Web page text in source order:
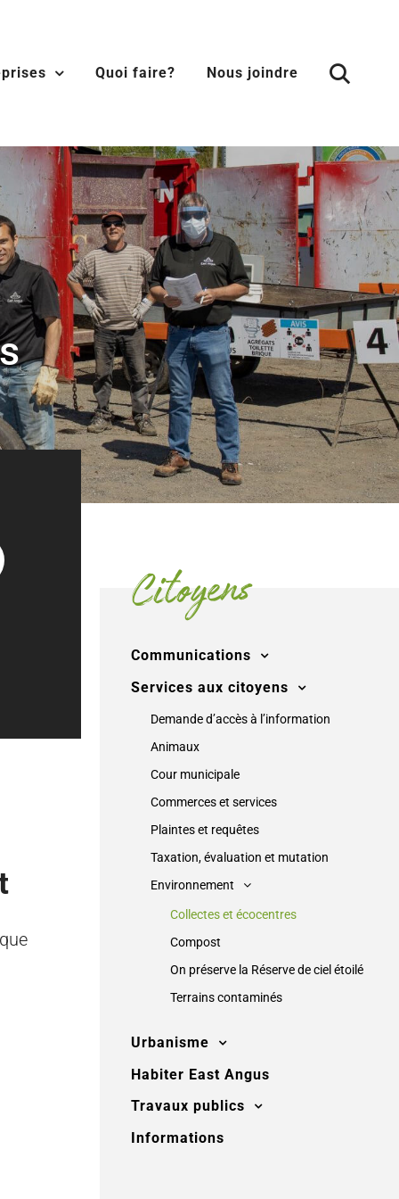
Quoi faire? Nous joindre
Citoyens
Communications
Services aux citoyens
Demande d’accès à l’information
Animaux
Cour municipale
Commerces et services
Plaintes et requêtes
Taxation, évaluation et mutation
Environnement
Collectes et écocentres
Compost
On préserve la Réserve de ciel étoilé
Terrains contaminés
Urbanisme
Habiter East Angus
Travaux publics
Informations